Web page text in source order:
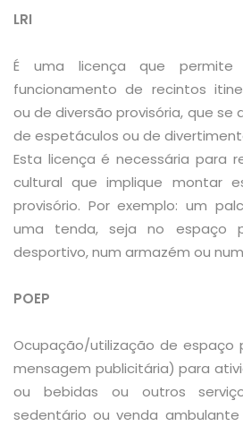
LRI
É uma licença que
funcionamento de recintos
ou de diversão provisória, que se
de espetáculos ou de
Esta licença é necessária para
cultural que implique montar
provisório. Por exemplo: um
uma tenda, seja no espaço
desportivo, num armazém ou
POEP
Ocupação/utilização de espaço
mensagem publicitária) para
ou bebidas ou outros
sedentário ou venda